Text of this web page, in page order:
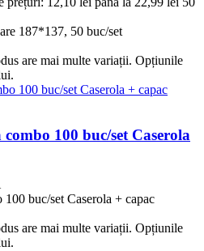
187*137, 50 buc/set
are mai multe variații. Opțiunile
100 buc/set Caserola
buc/set Caserola + capac
are mai multe variații. Opțiunile